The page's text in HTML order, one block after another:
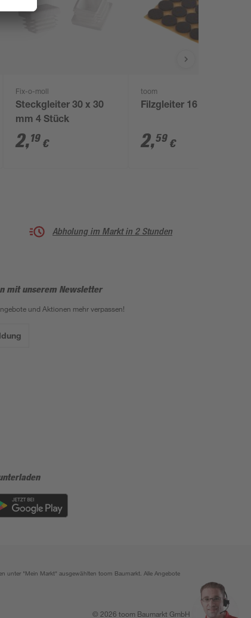
Fix-o-moll
Steckgleiter 30 x 30
mm 4 Stück
2,19 €
toom
Filzgleiter 16 Stück
2,59 €
Abholung im Markt in 2 Stunden
mit unserem Newsletter
und Aktionen mehr verpassen!
unter "Mein Markt" ausgewählten toom Baumarkt. Alle Angebote
© 2026 toom Baumarkt GmbH